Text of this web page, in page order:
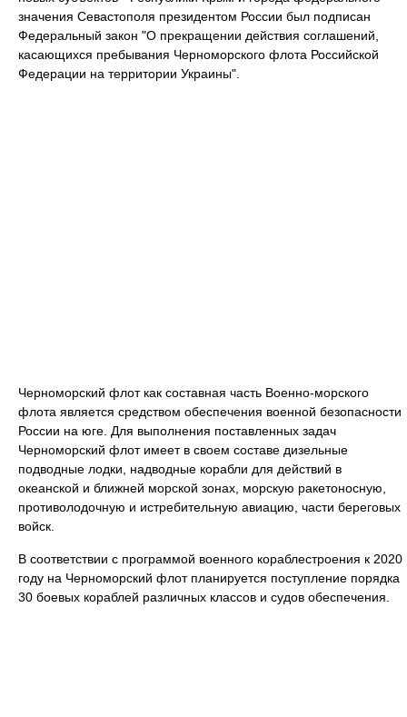
значения Севастополя президентом России был подписан
Федеральный закон "О прекращении действия соглашений,
касающихся пребывания Черноморского флота Российской
Федерации на территории Украины".
Черноморский флот как составная часть Военно-морского
флота является средством обеспечения военной безопасности
России на юге. Для выполнения поставленных задач
Черноморский флот имеет в своем составе дизельные
подводные лодки, надводные корабли для действий в
океанской и ближней морской зонах, морскую ракетоносную,
противолодочную и истребительную авиацию, части береговых
войск.
В соответствии с программой военного кораблестроения к 2020
году на Черноморский флот планируется поступление порядка
30 боевых кораблей различных классов и судов обеспечения.